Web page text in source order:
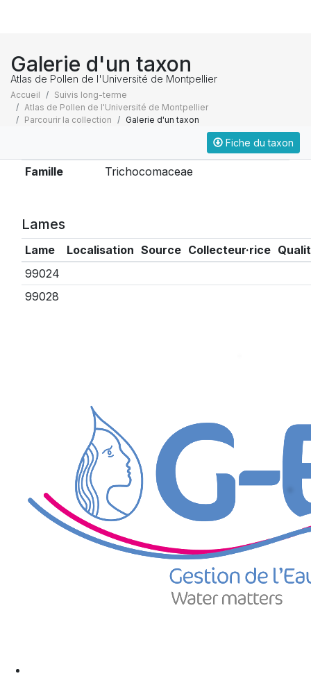
Galerie d'un taxon
Atlas de Pollen de l'Université de Montpellier
Accueil
Suivis long-terme
Atlas de Pollen de l'Université de Montpellier
Parcourir la collection
Galerie d'un taxon
Fiche du taxon
Famille Trichocomaceae
Lames
Lame Localisation Source Collecteur·rice
99024
99028